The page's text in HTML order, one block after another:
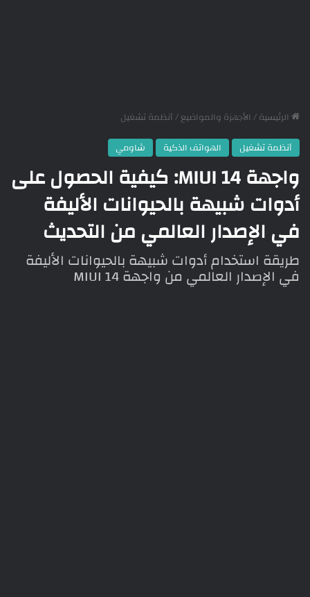
الرئيسية/ الأجهزة والمواضيع/أنظمة تشغيل
أنظمة تشغيل
الهواتف الذكية شاومي
واجهة MIUI 14: كيفية الحصول على
أدوات شبيهة بالحيوانات الأليفة
في الإصدار العالمي من التحديث
طريقة استخدام أدوات شبيهة بالحيوانات الأليفة
في الإصدار العالمي من واجهة MIUI 14